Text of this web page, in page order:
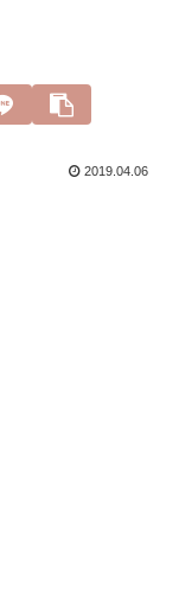
2019.04.06